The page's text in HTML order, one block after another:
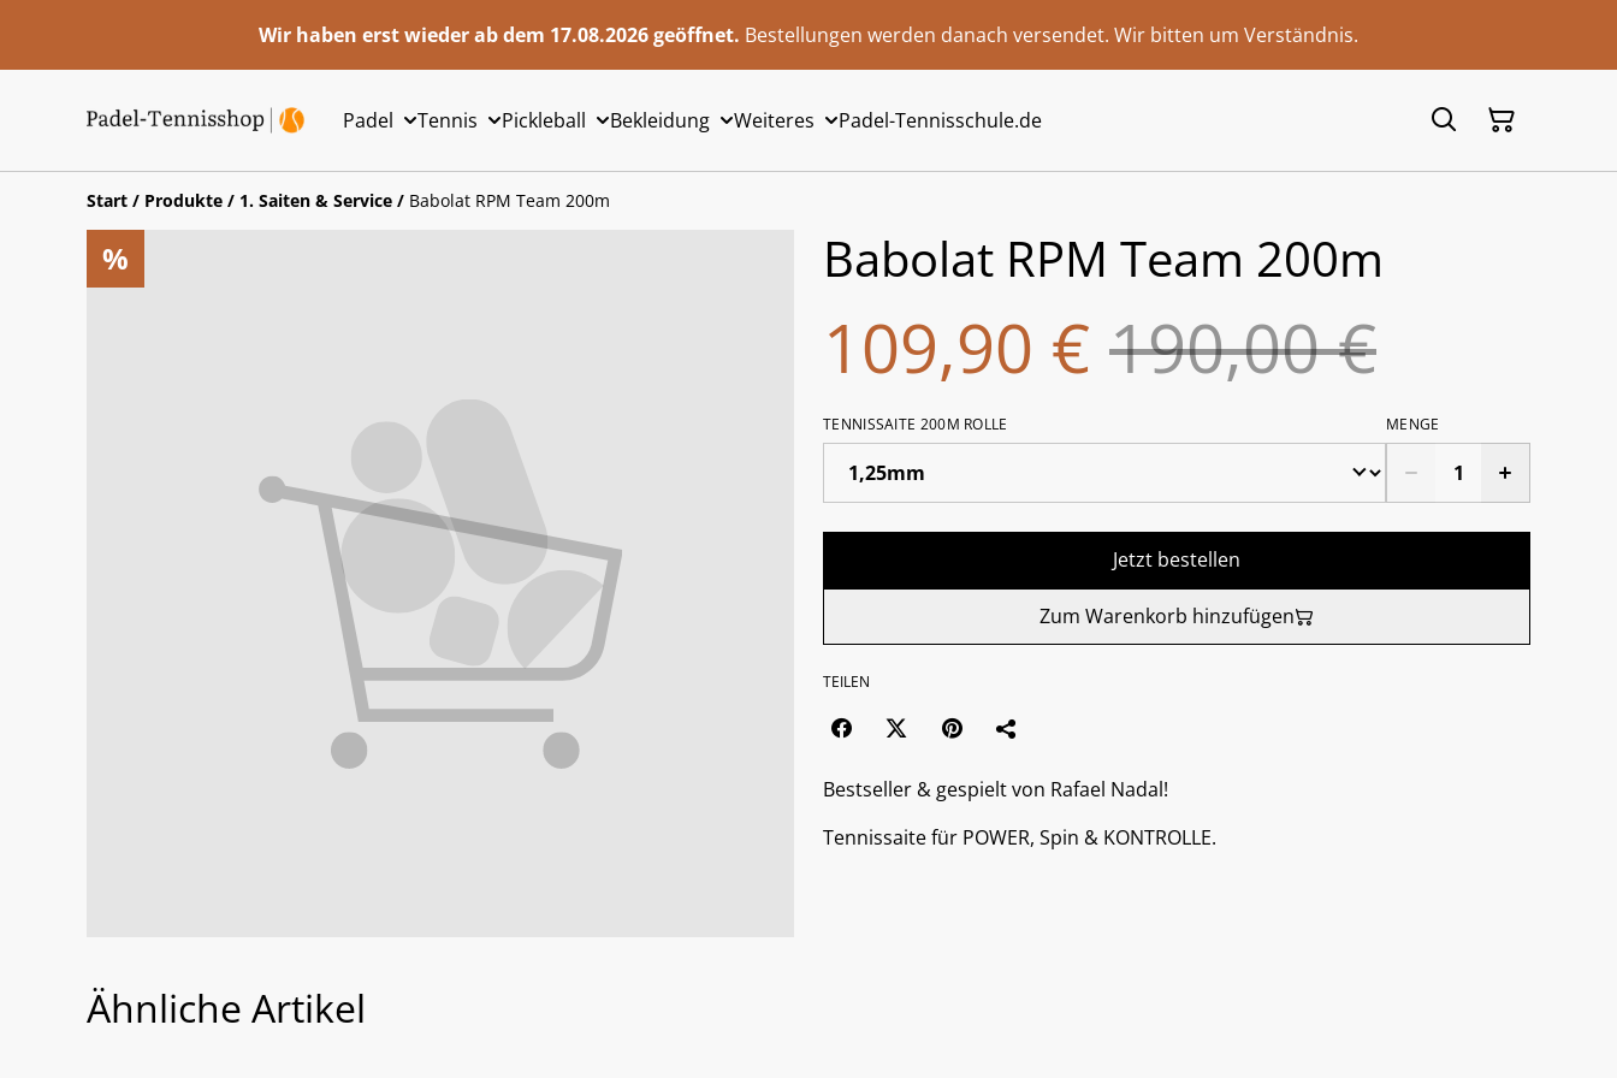
Wir haben erst wieder ab dem 17.08.2026 geöffnet. Bestellungen werden danach versendet. Wir bitten um Verständnis.
Padel Tennis Pickleball Bekleidung Weiteres Padel-Tennisschule.de
Start / Produkte / 1. Saiten & Service / Babolat RPM Team 200m
% Babolat RPM Team 200m
109,90 € 190,00 €
TENNISSAITE 200M ROLLE MENGE
Jetzt bestellen
Zum Warenkorb hinzufügen
TEILEN
Bestseller & gespielt von Rafael Nadal!
Tennissaite für POWER, Spin & KONTROLLE.
Ähnliche Artikel